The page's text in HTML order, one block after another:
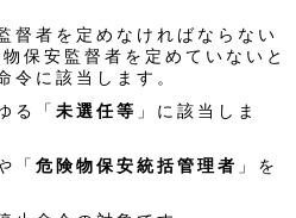
者を定めなければならない
保安監督者を定めていないと
令に該当します。
る「 未選任等 」に該当しま
「 危険物保安統括管理者 」を